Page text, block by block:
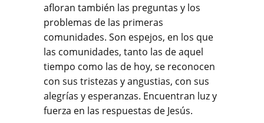
afloran también las preguntas y los
problemas de las primeras
comunidades. Son espejos, en los que
las comunidades, tanto las de aquel
tiempo como las de hoy, se reconocen
con sus tristezas y angustias, con sus
alegrías y esperanzas. Encuentran luz y
fuerza en las respuestas de Jesús.